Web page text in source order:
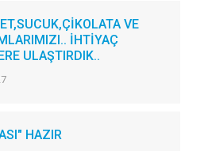
VE
İHTİYAÇ
ULAŞTIRDIK..
HAZIR